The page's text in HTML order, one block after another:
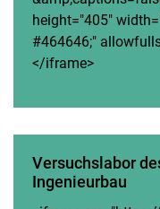
height="405"
#464646;"
</iframe>
Versuchslabor
Ingenieurbau